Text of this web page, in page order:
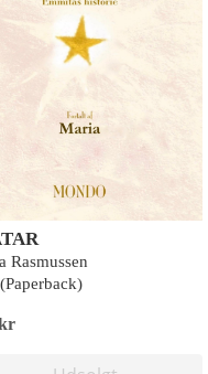
Rasmussen